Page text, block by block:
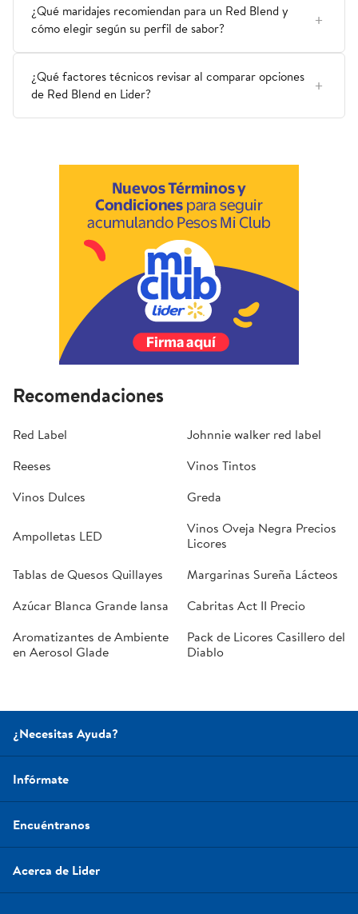
¿Qué maridajes recomiendan para un Red Blend y
cómo elegir según su perfil de sabor?
¿Qué factores técnicos revisar al comparar opciones
de Red Blend en Lider?
Recomendaciones
Red Label
Johnnie walker red label
Reeses
Vinos Tintos
Vinos Dulces
Greda
Ampolletas LED
Vinos Oveja Negra Precios
Licores
Tablas de Quesos Quillayes
Margarinas Sureña Lácteos
Azúcar Blanca Grande Iansa
Cabritas Act II Precio
Aromatizantes de Ambiente
en Aerosol Glade
Pack de Licores Casillero del
Diablo
¿Necesitas Ayuda?
Infórmate
Encuéntranos
Acerca de Lider